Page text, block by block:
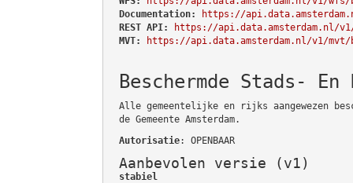
Documentation:
https://
REST API:
https://api.data.amsterdam.nl/v1/
MVT:
https://api.data.amsterdam.nl/v1/mvt/
Beschermde Stads-
Alle gemeentelijke en rijks aangewezen
de Gemeente Amsterdam.
Autorisatie: OPENBAAR
Aanbevolen versie (v1)
stabiel